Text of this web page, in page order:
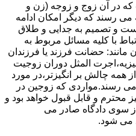
در آن زوج و زوجه (زن و
می رسند که دیگر امکان ادامه
و تصمیم به جدایی و طلاق
با کلیه مسائل مربوط به
حضانت فرزند یا فرزندان
المثل دوران زوجیت
چالش بر انگیزتر،در مورد
می رسند.مواردی که زوجین در
محترم و قابل قبول خواهد بود و
سوی دادگاه صادر می
می شود.